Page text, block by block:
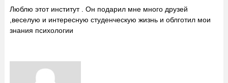
Люблю этот институт . Он подарил мне много друзей
,веселую и интересную студенческую жизнь и облготил мои
знания психологии